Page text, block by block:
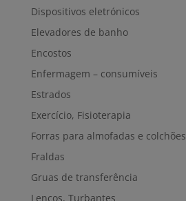
Dispositivos eletrónicos
Elevadores de banho
Encostos
Enfermagem – consumíveis
Estrados
Exercício, Fisioterapia
Forras para almofadas e colchões
Fraldas
Gruas de transferência
Lenços, Turbantes